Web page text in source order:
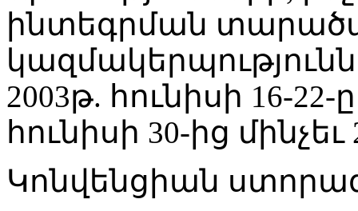
ինտեգրման
2003թ. հունիսի 16-22-
հունիսի 30-ից մինչեւ
Կոնվենցիան